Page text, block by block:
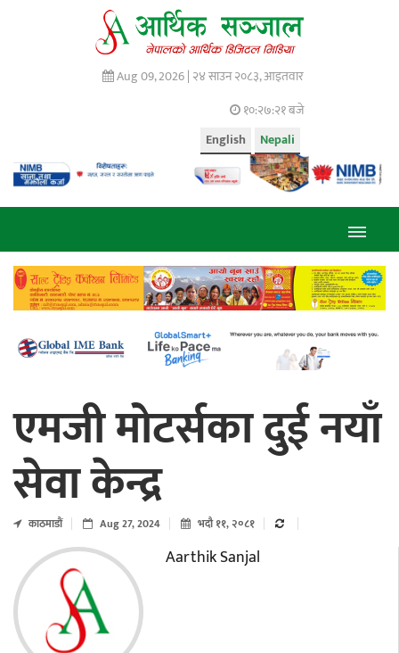
Aug 09, 2026 | २४ साउन २०८३, आइतवार
१०:२७:२२ बजे
Nepali
English
एमजी मोटर्सका दुई नयाँ
सेवा केन्द्र
काठमाडाैं Aug 27, 2024 भदौ ११, २०८१
Aarthik Sanjal